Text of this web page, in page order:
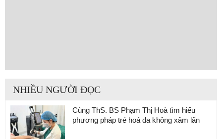
NHIỀU NGƯỜI ĐỌC
Cùng ThS. BS Phạm Thị Hoà tìm hiểu
phương pháp trẻ hoá da không xâm lấn